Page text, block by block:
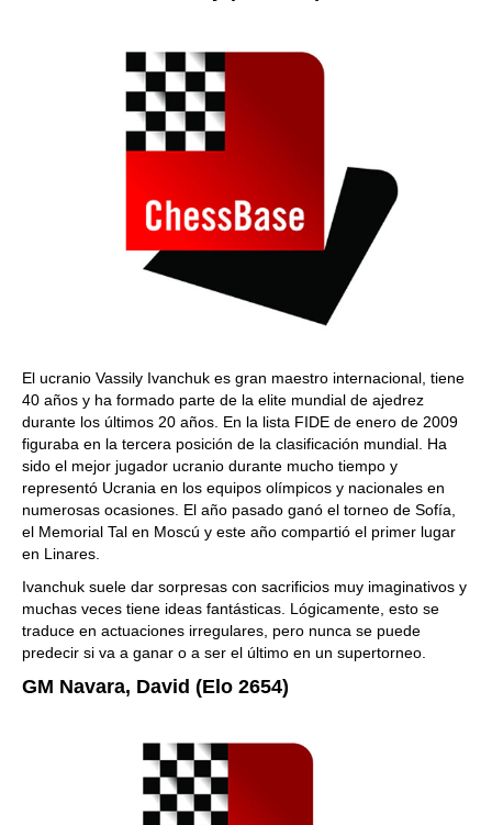
El ucranio Vassily Ivanchuk es gran maestro internacional, tiene
40 años y ha formado parte de la elite mundial de ajedrez
durante los últimos 20 años. En la lista FIDE de enero de 2009
figuraba en la tercera posición de la clasificación mundial. Ha
sido el mejor jugador ucranio durante mucho tiempo y
representó Ucrania en los equipos olímpicos y nacionales en
numerosas ocasiones. El año pasado ganó el torneo de Sofía,
el Memorial Tal en Moscú y este año compartió el primer lugar
en Linares.
Ivanchuk suele dar sorpresas con sacrificios muy imaginativos y
muchas veces tiene ideas fantásticas. Lógicamente, esto se
traduce en actuaciones irregulares, pero nunca se puede
predecir si va a ganar o a ser el último en un supertorneo.
GM Navara, David (Elo 2654)